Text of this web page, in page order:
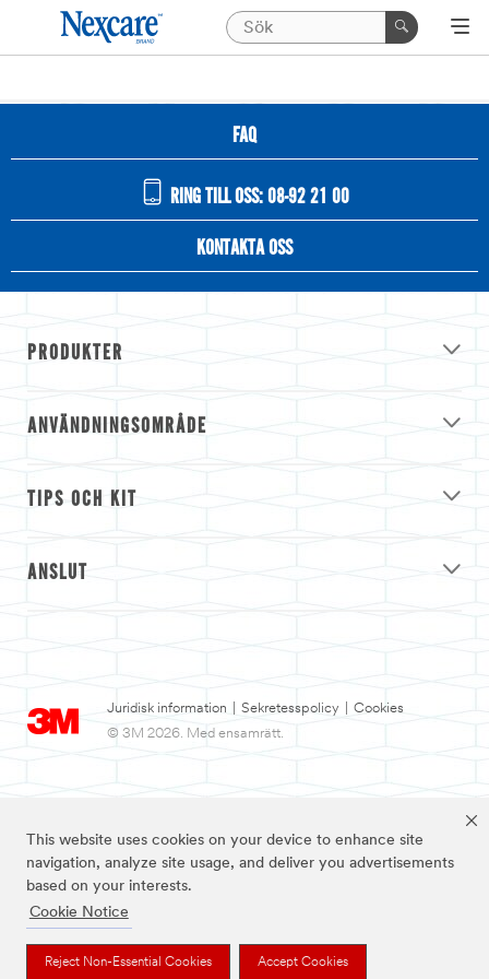
This website uses cookies on your device to enhance site
navigation, analyze site usage, and deliver you advertisements
based on your interests.
Cookie Notice
Reject Non-Essential Cookies Accept Cookies
FAQ
RING TILL OSS: 08-92 21 00
KONTAKTA OSS
PRODUKTER
ANVÄNDNINGSOMRÅDE
TIPS OCH KIT
ANSLUT
Juridisk information Sekretesspolicy
Cookies
© 3M 2026. Med ensamrätt.
3M och Nexcare™ är varumärken som tillhör 3M.